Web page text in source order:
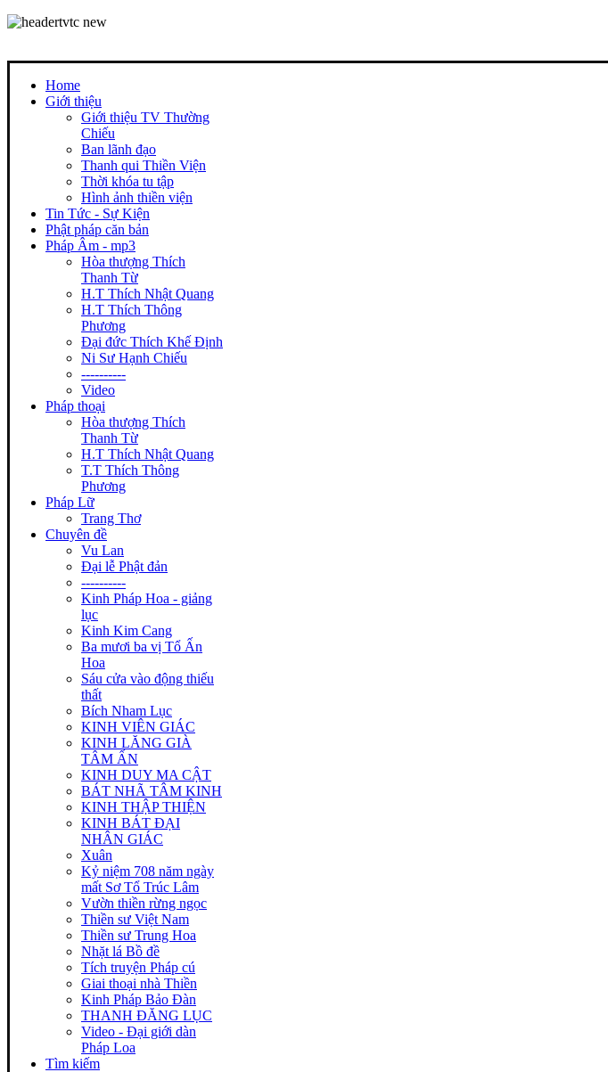
Home
Giới thiệu
Giới thiệu TV Thường
Chiếu
Ban lãnh đạo
Thanh qui Thiền Viện
Thời khóa tu tập
Hình ảnh thiền viện
Tin Tức - Sự Kiện
Phật pháp căn bản
Pháp Âm - mp3
Hòa thượng Thích
Thanh Từ
H.T Thích Nhật Quang
H.T Thích Thông
Phương
Đại đức Thích Khế Định
Ni Sư Hạnh Chiếu
----------
Video
Pháp thoại
Hòa thượng Thích
Thanh Từ
H.T Thích Nhật Quang
T.T Thích Thông
Phương
Pháp Lữ
Trang Thơ
Chuyên đề
Vu Lan
Đại lễ Phật đản
----------
Kinh Pháp Hoa - giảng
lục
Kinh Kim Cang
Ba mươi ba vị Tổ Ấn
Hoa
Sáu cửa vào động thiếu
thất
Bích Nham Lục
KINH VIÊN GIÁC
KINH LĂNG GIÀ
TÂM ẤN
KINH DUY MA CẬT
BÁT NHÃ TÂM KINH
KINH THẬP THIỆN
KINH BÁT ĐẠI
NHÂN GIÁC
Xuân
Kỷ niệm 708 năm ngày
mất Sơ Tổ Trúc Lâm
Vườn thiền rừng ngọc
Thiền sư Việt Nam
Thiền sư Trung Hoa
Nhặt lá Bồ đề
Tích truyện Pháp cú
Giai thoại nhà Thiền
Kinh Pháp Bảo Đàn
THANH ĐĂNG LỤC
Video - Đại giới dàn
Pháp Loa
Tìm kiếm